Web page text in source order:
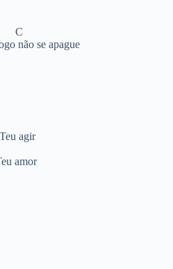
não se apague
agir
amor